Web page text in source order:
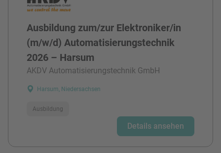
Ausbildung zum/zur Elektroniker/in
(m/w/d) Automatisierungstechnik
2026 – Harsum
AKDV Automatisierungstechnik GmbH
Harsum, Niedersachsen
Ausbildung
Details ansehen